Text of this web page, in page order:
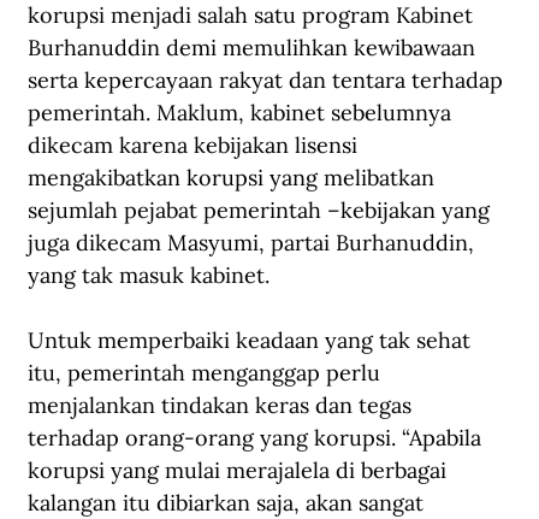
korupsi menjadi salah satu program Kabinet
Burhanuddin demi memulihkan kewibawaan
serta kepercayaan rakyat dan tentara terhadap
pemerintah. Maklum, kabinet sebelumnya
dikecam karena kebijakan lisensi
mengakibatkan korupsi yang melibatkan
sejumlah pejabat pemerintah –kebijakan yang
juga dikecam Masyumi, partai Burhanuddin,
yang tak masuk kabinet.
Untuk memperbaiki keadaan yang tak sehat
itu, pemerintah menganggap perlu
menjalankan tindakan keras dan tegas
terhadap orang-orang yang korupsi. “Apabila
korupsi yang mulai merajalela di berbagai
kalangan itu dibiarkan saja, akan sangat